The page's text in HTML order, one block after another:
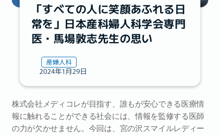
「すべての人に笑顔あふれる日
常を」日本産科婦人科学会専門
医・馬場敦志先生の思い
産婦人科
2024年1月29日
株式会社メディコレが目指す、誰もが安心できる医療情
報に触れることができる社会には、情報を監修する医師
の力が欠かせません。今回は、宮の沢スマイルレディー